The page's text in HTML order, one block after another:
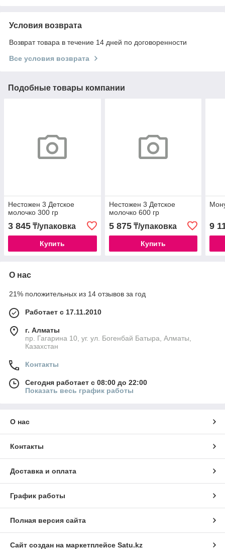
Условия возврата
Возврат товара в течение 14 дней по договоренности
Все условия возврата
Подобные товары компании
Нестожен 3 Детское
молочко 300 гр
3 845 ₸/упаковка
Купить
Нестожен 3 Детское
молочко 600 гр
5 875₸/упаковка
Купить
9
О нас
21% положительных из 14 отзывов за год
Работает с 17.11.2010
г. Алматы
пр. Гагарина 10, уг. ул. Богенбай Батыра, Алматы,
Казахстан
Контакты
Сегодня работает с 08:00 до 22:00
Показать весь график работы
О нас
Контакты
Доставка и оплата
График работы
Полная версия сайта
Сайт создан на маркетплейсе Satu.kz